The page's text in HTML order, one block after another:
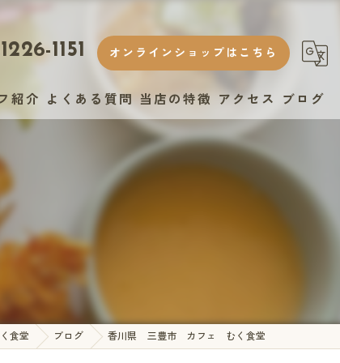
1151 オンラインショップはこちら
紹介 よくある質問 当店の特徴
ランチ
アクセス ブログ
食堂 ブログ 香川県 三豊市 カフェ むく食堂